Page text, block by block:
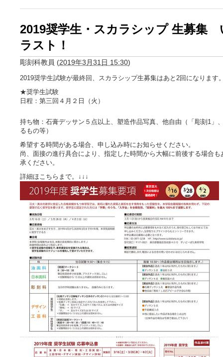
2019奨学生・スカラシップ 生募集
ラスト！
彫刻科教員 (2019年3月31日 15:30)
2019奨学生試験が最終回、スカラシップ生募集はあと2回になります
★奨学生試験
日程：第三回４月２日（火）
持ち物：石膏デッサン５点以上、塑造作品写真、他自由（「彫刻1」
るもの等）
希望する時間がある場合、申し込み時にお知らせください。
尚、面接の進行具合により、指定した時間から大幅に前後する場合
承ください。
詳細ほこちらまで。↓↓↓